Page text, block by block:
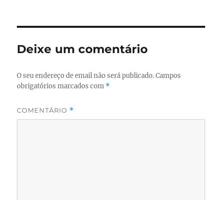
Deixe um comentário
O seu endereço de email não será publicado. Campos
obrigatórios marcados com *
COMENTÁRIO *